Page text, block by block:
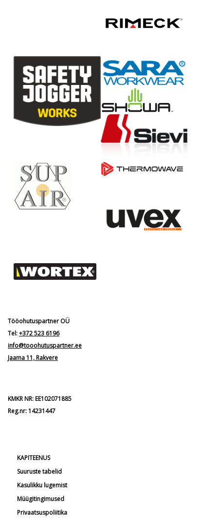
Tööohutuspartner OÜ
Tel:+372 523 6196
info@tooohutuspartner.ee
Jaama 11, Rakvere
KMKR NR: EE102071885
Reg.nr: 14231447
KAPITEENUS
Suuruste tabelid
Kasulikku lugemist
Müügitingimused
Privaatsuspoliitika